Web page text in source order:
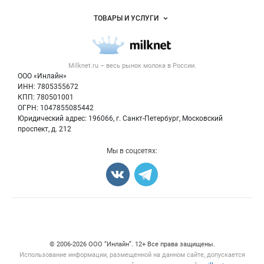
Milknet.ru – весь рынок молока в России.
ООО «Инлайн»
ИНН: 7805355672
КПП: 780501001
ОГРН: 1047855085442
Юридический адрес: 196066, г. Санкт-Петербург, Московский
проспект, д. 212
Размещение рекламы
Публичная оферта
Контактная информация
Политика обработки персональных данных
Новости рынка
ТОВАРЫ И УСЛУГИ
Молочная продукция
Вторичное сырье
Оборудование
Мы в соцсетях:
© 2006‑2026 ООО “Инлайн”. 12+ Все права защищены.
Использование информации, размещенной на данном сайте, допускается